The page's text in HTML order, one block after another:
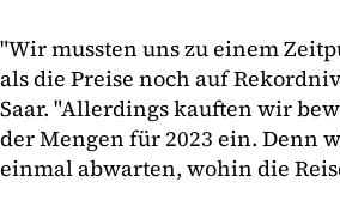
"Wir mussten uns zu einem
als die Preise noch auf
Saar. "Allerdings kauften wir
der Mengen für 2023 ein. Denn
einmal abwarten, wohin die